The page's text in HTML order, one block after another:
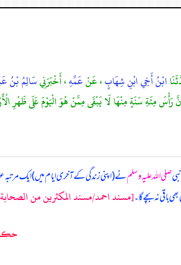
ابْنُ أَخِي ابْنِ شِهَابٍ، عَنْعَمِّهِ، أَخْبَرَنِيسَالِمُ بْنُ
رَأْسَ مِئَةِ سَنَةٍ مِنْهَا لَا يَبْقَى مِمَّنْ هُوَ الْيَوْمَ عَلَى ظَهْرِ
صلی اللہ علیہ وسلمنے (اپنی زندگی کے آخری ایام میں) ایک مرتبہ
باقی نہ بچے گا۔[مسند احمد/مسند المكثرين من الصحابة/
حکم